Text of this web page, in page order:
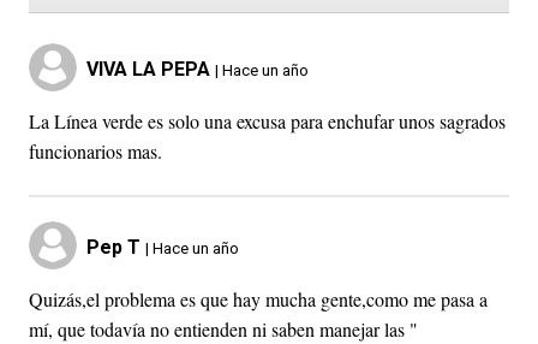
VIVA LA PEPA | Hace un año
La Línea verde es solo una excusa para enchufar unos sagrados
funcionarios mas.
Pep T | Hace un año
Quizás,el problema es que hay mucha gente,como me pasa a
mí, que todavía no entienden ni saben manejar las "